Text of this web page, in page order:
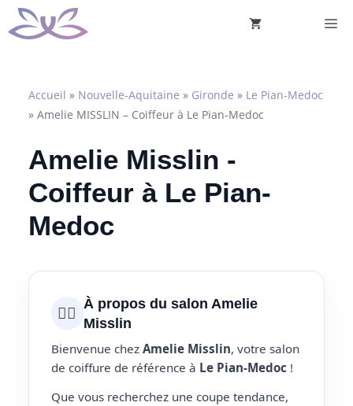
Aller
au
Accueil » Nouvelle-Aquitaine » Gironde » Le Pian-Medoc
» Amelie MISSLIN – Coiffeur à Le Pian-Medoc
Amelie Misslin -
Coiffeur à Le Pian-
Medoc
💇‍♀️ À propos du salon Amelie
Misslin
Bienvenue chez Amelie Misslin, votre salon
de coiffure de référence à Le Pian-Medoc !
Que vous recherchez une coupe tendance,